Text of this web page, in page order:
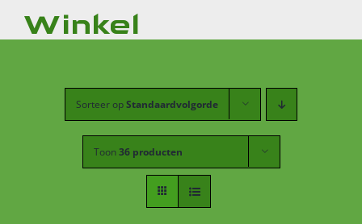
Winkel
Sorteer opStandaardvolgorde
Toon36 producten